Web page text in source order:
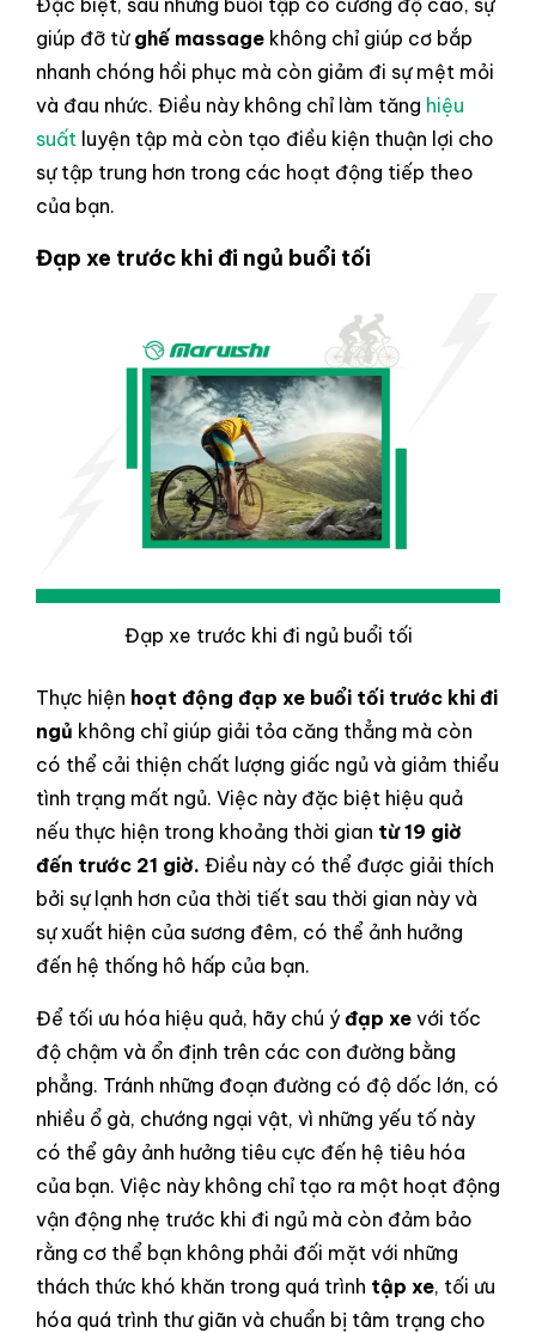
Đặc biệt, sau những buổi tập có cường độ cao, sự
giúp đỡ từghế massage không chỉ giúp cơ bắp
nhanh chóng hồi phục mà còn giảm đi sự mệt mỏi
và đau nhức. Điều này không chỉ làm tăng hiệu
suất luyện tập mà còn tạo điều kiện thuận lợi cho
sự tập trung hơn trong các hoạt động tiếp theo
của bạn.
Đạp xe trước khi đi ngủ buổi tối
Đạp xe trước khi đi ngủ buổi tối
Thực hiện hoạt động đạp xe buổi tối trước khi đi
ngủ không chỉ giúp giải tỏa căng thẳng mà còn
có thể cải thiện chất lượng giấc ngủ và giảm thiểu
tình trạng mất ngủ. Việc này đặc biệt hiệu quả
nếu thực hiện trong khoảng thời gian từ 19 giờ
đến trước 21 giờ. Điều này có thể được giải thích
bởi sự lạnh hơn của thời tiết sau thời gian này và
sự xuất hiện của sương đêm, có thể ảnh hưởng
đến hệ thống hô hấp của bạn.
Để tối ưu hóa hiệu quả, hãy chú ý đạp xe với tốc
độ chậm và ổn định trên các con đường bằng
phẳng. Tránh những đoạn đường có độ dốc lớn, có
nhiều ổ gà, chướng ngại vật, vì những yếu tố này
có thể gây ảnh hưởng tiêu cực đến hệ tiêu hóa
của bạn. Việc này không chỉ tạo ra một hoạt động
vận động nhẹ trước khi đi ngủ mà còn đảm bảo
rằng cơ thể bạn không phải đối mặt với những
thách thức khó khăn trong quá trình tập xe, tối ưu
hóa quá trình thư giãn và chuẩn bị tâm trạng cho